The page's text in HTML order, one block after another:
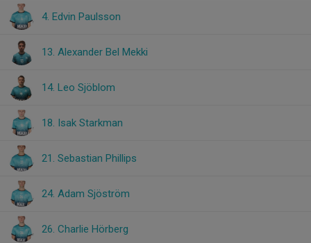
4. Edvin Paulsson
13. Alexander Bel Mekki
14. Leo Sjöblom
18. Isak Starkman
21. Sebastian Phillips
24. Adam Sjöström
26. Charlie Hörberg